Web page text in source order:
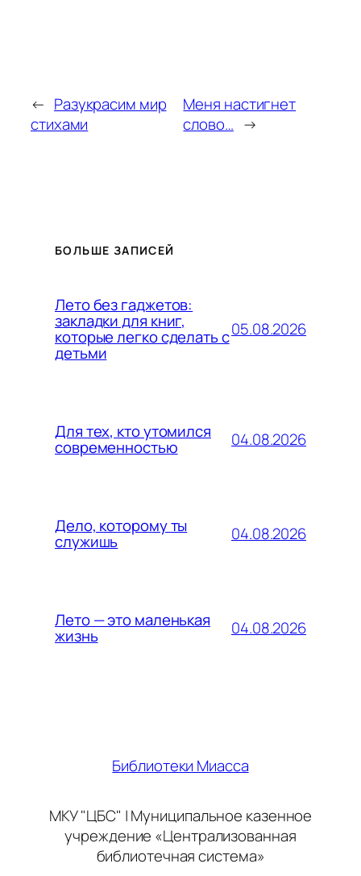
← Разукрасим мир
стихами
Меня настигнет
слово… →
БОЛЬШЕ ЗАПИСЕЙ
Лето без гаджетов:
закладки для книг,
которые легко сделать с
детьми
05.08.2026
Для тех, кто утомился
современностью 04.08.2026
Дело, которому ты
служишь 04.08.2026
Лето — это маленькая
жизнь 04.08.2026
Библиотеки Миасса
МКУ "ЦБС" | Муниципальное казенное
учреждение «Централизованная
библиотечная система»